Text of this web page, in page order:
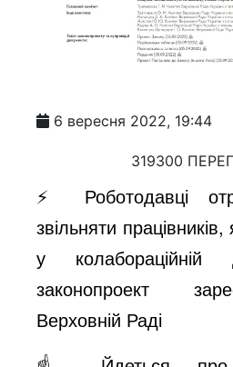
6 вересня 2022, 19:44
319300
⚡️ Роботодавці
звільняти
у колабораційній
законопроект
Верховній Раді